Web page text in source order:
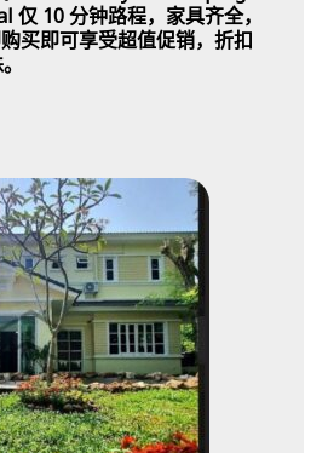
10 分钟路程，家具齐全，
买即可享受超值促销，折扣